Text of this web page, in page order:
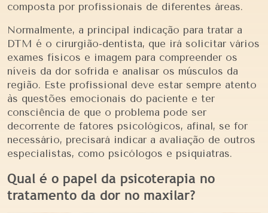
composta por profissionais de diferentes áreas.
Normalmente, a principal indicação para tratar a
DTM é o cirurgião-dentista, que irá solicitar vários
exames físicos e imagem para compreender os
níveis da dor sofrida e analisar os músculos da
região. Este profissional deve estar sempre atento
às questões emocionais do paciente e ter
consciência de que o problema pode ser
decorrente de fatores psicológicos, afinal, se for
necessário, precisará indicar a avaliação de outros
especialistas, como psicólogos e psiquiatras.
Qual é o papel da psicoterapia no
tratamento da dor no maxilar?